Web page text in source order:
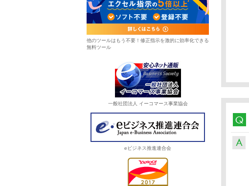
他のツールはもう不要！修正指示を激的に効率化できる
無料ツール
一般社団法人 イーコマース事業協会
eビジネス推進連合会